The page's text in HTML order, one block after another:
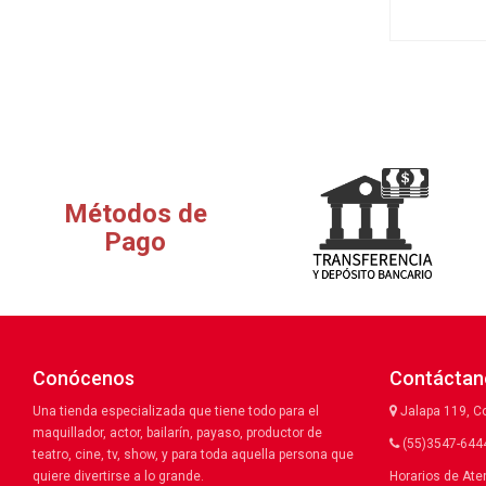
Métodos de
Pago
Conócenos
Una tienda especializada que tiene todo para el
maquillador, actor, bailarín, payaso, productor de
teatro, cine, tv, show, y para toda aquella persona que
quiere divertirse a lo grande.
Jalapa 119,
(55)3547-
Horarios de